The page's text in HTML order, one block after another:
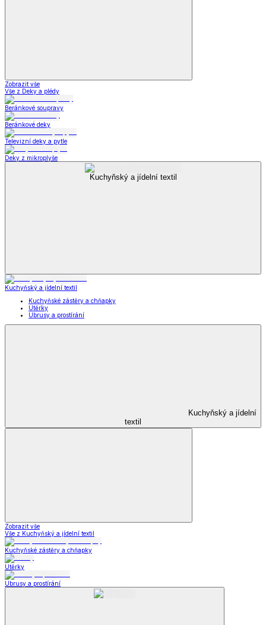
Zobrazit vše
Vše z Deky a plédy
Beránkové soupravy
Beránkové deky
Televizní deky a pytle
Deky z mikroplyše
Kuchyňský a jídelní textil
Kuchyňský a jídelní textil
Kuchyňské zástěry a chňapky
Utěrky
Ubrusy a prostírání
Kuchyňský a jídelní
textil
Zobrazit vše
Vše z Kuchyňský a jídelní textil
Kuchyňské zástěry a chňapky
Utěrky
Ubrusy a prostírání